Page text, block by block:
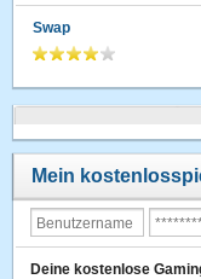
Swap
Mein
Deine kostenlose